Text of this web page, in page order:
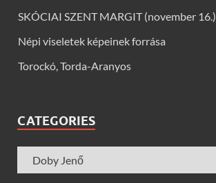
SKÓCIAI SZENT MARGIT (november 16.)
Népi viseletek képeinek forrása
Torockó, Torda-Aranyos
CATEGORIES